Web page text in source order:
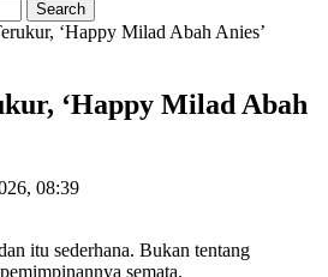
Search
‘Happy Milad Abah Anies’
‘Happy Milad Abah
08:39
itu sederhana. Bukan tentang
semata.